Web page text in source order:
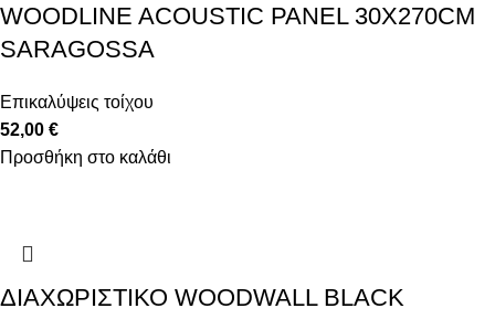
WOODLINE ACOUSTIC PANEL 30X270CM
SARAGOSSA
Επικαλύψεις τοίχου
52,00 €
Προσθήκη στο καλάθι
ΔΙΑΧΩΡΙΣΤΙΚΟ WOODWALL BLACK